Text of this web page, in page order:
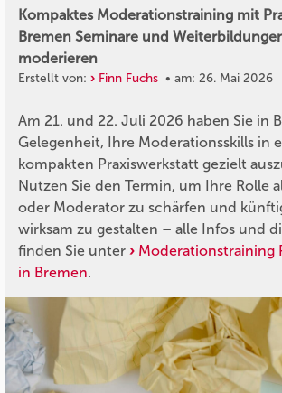
Kompaktes Moderationstraining mit
Bremen Seminare und
moderieren
Erstellt von: Finn Fuchs • am: 26. Mai 2026
Am 21. und 22. Juli 2026 haben Sie in
Gelegenheit, Ihre Moderationsskills in
kompakten Praxiswerkstatt gezielt
Nutzen Sie den Termin, um Ihre Rolle
oder Moderator zu schärfen und
wirksam zu gestalten – alle Infos und
finden Sie unter
Moderationstraining
in Bremen.